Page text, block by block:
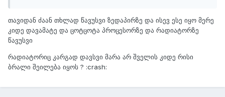
თავიდან ძაან თხლად წავუსვი ზედაპირზე და ისევ ესე იყო მერე
კიდე დავამატე და ცოტცოტა პროცესორზე და რადიატორზე
წავუსვი
რადიატორიც კარგად დავსვი მარა არ შველის კიდე რისი
ბრალი შეილება იყოს ? :crash: